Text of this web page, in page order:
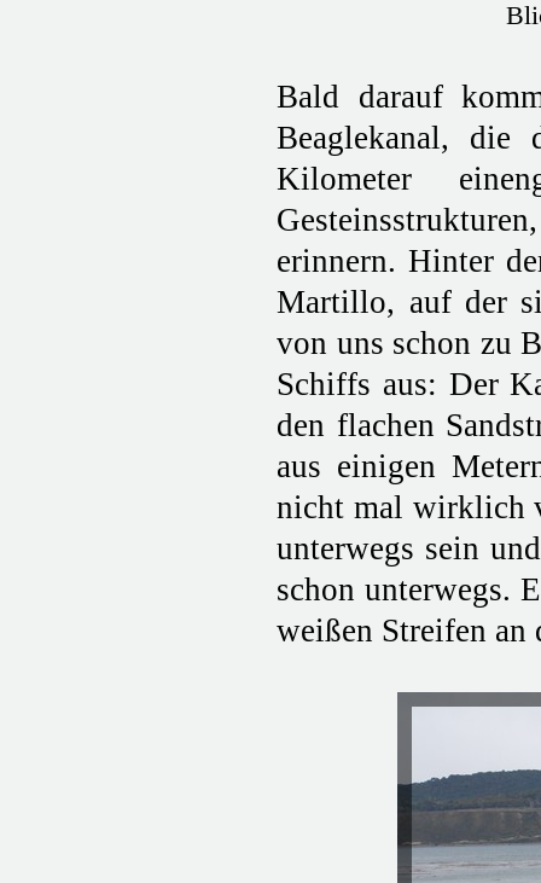
Bald darauf
Beaglekanal,
Kilometer
erinnern. Hinter
Martillo, auf der
von uns schon zu
Schiffs aus: Der
den flachen
aus einigen
nicht mal wirklich
unterwegs sein
schon unterwegs.
weißen Streifen an